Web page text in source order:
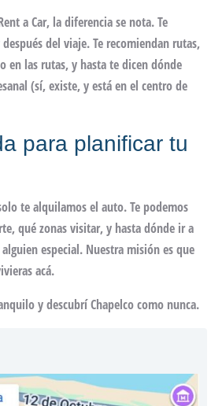
a Car, la diferencia se nota. Te
del viaje. Te recomiendan rutas,
en las rutas, y hasta te dicen dónde
(sí, existe, y está en el centro de
para planificar tu
te alquilamos el auto. Te podemos
qué zonas visitar, y hasta dónde ir a
especial. Nuestra misión es que
acá.
y descubrí Chapelco como nunca.